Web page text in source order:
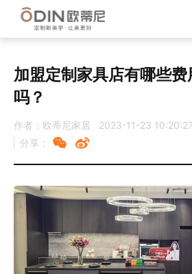
首页> 定制动态> 行业资讯
加盟定制家具店有哪些
吗？
作者：欧蒂尼家居 2023-11-23 10:20:27
分享：